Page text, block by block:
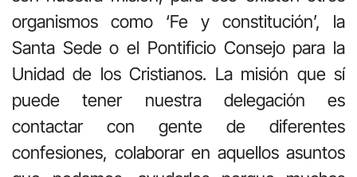
organismos como ‘Fe y constitución’, la
Santa Sede o el Pontificio Consejo para la
Unidad de los Cristianos. La misión que sí
puede tener nuestra delegación es
contactar con gente de diferentes
confesiones, colaborar en aquellos asuntos